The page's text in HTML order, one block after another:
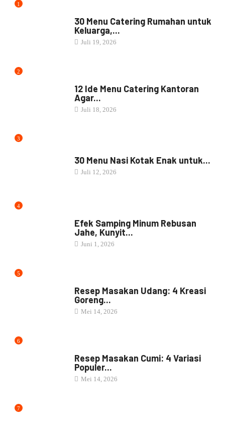
1
30 Menu Catering Rumahan untuk
Keluarga,...
Juli 19, 2026
2
12 Ide Menu Catering Kantoran
Agar...
Juli 18, 2026
3
30 Menu Nasi Kotak Enak untuk...
Juli 12, 2026
4
Efek Samping Minum Rebusan
Jahe, Kunyit...
Juni 1, 2026
5
Resep Masakan Udang: 4 Kreasi
Goreng...
Mei 14, 2026
6
Resep Masakan Cumi: 4 Variasi
Populer...
Mei 14, 2026
7